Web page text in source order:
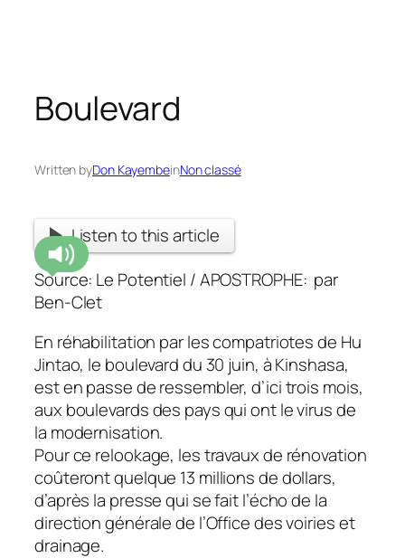
Boulevard
Written byDon KayembeinNon classé
Listen to this article
Source: Le Potentiel / APOSTROPHE: par
Ben-Clet
En réhabilitation par les compatriotes de Hu
Jintao, le boulevard du 30 juin, à Kinshasa,
est en passe de ressembler, d’ici trois mois,
aux boulevards des pays qui ont le virus de
la modernisation.
Pour ce relookage, les travaux de rénovation
coûteront quelque 13 millions de dollars,
d’après la presse qui se fait l’écho de la
direction générale de l’Office des voiries et
drainage.